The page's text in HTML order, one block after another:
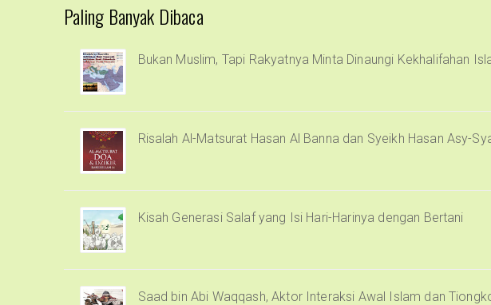
Paling Banyak Dibaca
Bukan Muslim, Tapi Rakyatnya Minta Dinaungi Kekhalifahan
Risalah Al-Matsurat Hasan Al Banna dan Syeikh Hasan Asy-
Kisah Generasi Salaf yang Isi Hari-Harinya dengan Bertani
Saad bin Abi Waqqash, Aktor Interaksi Awal Islam dan